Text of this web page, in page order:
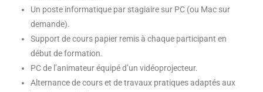
Un poste informatique par stagiaire sur PC (ou Mac sur
demande).
Support de cours papier remis à chaque participant en
début de formation.
PC de l’animateur équipé d’un vidéoprojecteur.
Alternance de cours et de travaux pratiques adaptés aux